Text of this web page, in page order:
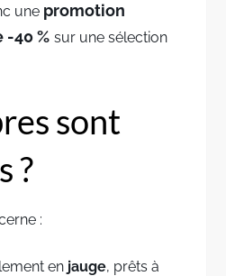
une promotion
40 % sur une sélection
sont
?
:
en jauge, prêts à